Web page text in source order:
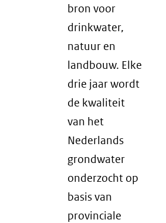
bron voor
drinkwater,
natuur en
landbouw. Elke
drie jaar wordt
de kwaliteit
van het
Nederlands
grondwater
onderzocht op
basis van
provinciale